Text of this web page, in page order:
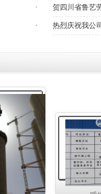
· 贺四川省鲁艺
· 热烈庆祝我公